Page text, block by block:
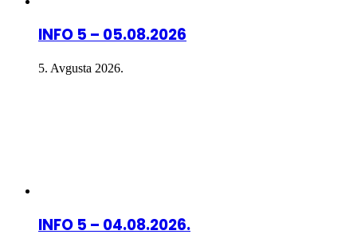
INFO 5 – 05.08.2026
5. Avgusta 2026.
INFO 5 – 04.08.2026.